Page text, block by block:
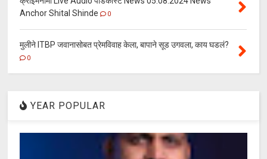
Anchor Shital Shinde
0
मुलीने ITBP जवानासोबत प्रेमविवाह केला, बापाने सूड उगवला, काय घडलं?
0
YEAR POPULAR